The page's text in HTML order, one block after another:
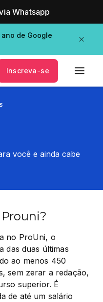
Whatsapp
de Google
Inscreva-se
você e ainda cabe
no ProUni, o
das duas últimas
ao menos 450
sem zerar a redação,
superior. É
de até um salário